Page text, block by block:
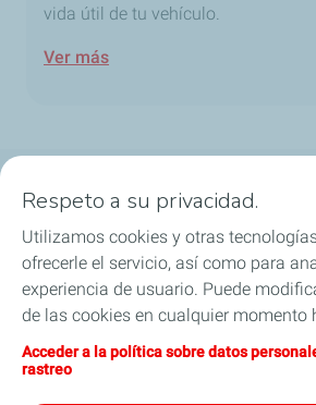
vida útil de tu vehículo.
Ver más
Aceite de Motor
Cambio de aceite
Refrigerantes y especialidades
Sponsoring
Respeto a su privacidad.
Utilizamos cookies y otras
ofrecerle el servicio, así como para
experiencia de usuario. Puede
de las cookies en cualquier momento
botón «Gérer mes cookies» (Gestionar
clic en el botón «J’accepte» (Aceptar),
Acceder a la política sobre datos
rastreo